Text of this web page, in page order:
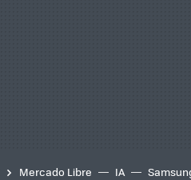
Mercado Libre IA